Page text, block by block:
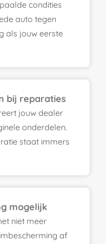
condities
auto tegen
als jouw eerste
bij reparaties
jouw dealer
onderdelen.
staat immers
mogelijk
niet meer
af